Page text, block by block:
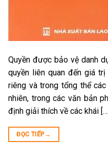
Quyền được bảo vệ danh
quyền liên quan đến giá
riêng và trong tổng thể các
nhiên, trong các văn bản
định giải thích về các khái
ĐỌC TIẾP→